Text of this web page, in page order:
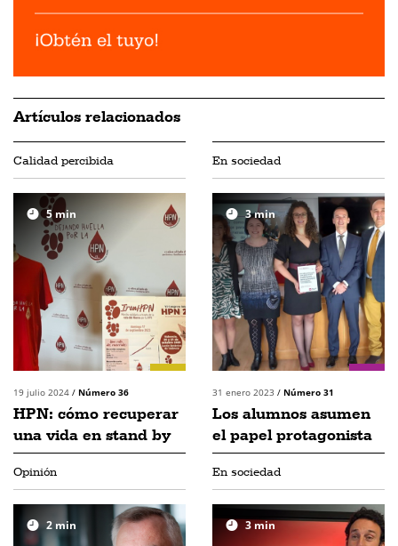
Artículos relacionados
Calidad percibida
5 min
19 julio 2024 / Número 36
HPN: cómo recuperar
una vida en stand by
En sociedad
3min
31 enero 2023 / Número 31
Los alumnos asumen
el papel protagonista
Opinión
2 min
En sociedad
3min